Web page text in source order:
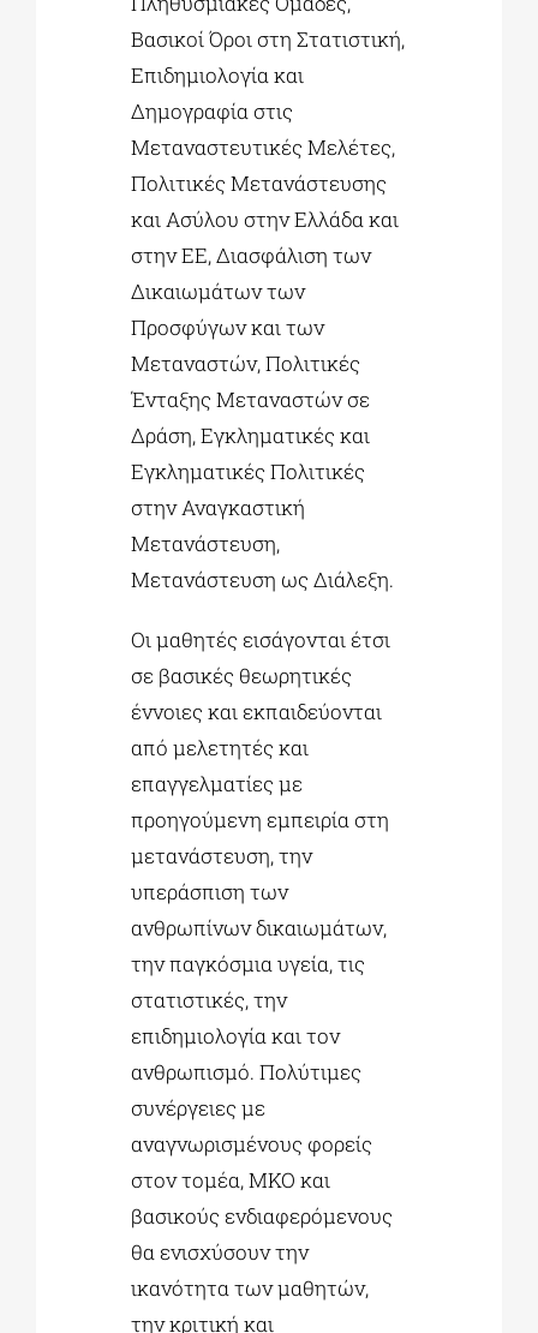
Βασικοί Όροι στη Στατιστική,
Επιδημιολογία και
Δημογραφία στις
Μεταναστευτικές Μελέτες,
Πολιτικές Μετανάστευσης
και Ασύλου στην Ελλάδα και
στην ΕΕ, Διασφάλιση των
Δικαιωμάτων των
Προσφύγων και των
Μεταναστών, Πολιτικές
Ένταξης Μεταναστών σε
Δράση, Εγκληματικές και
Εγκληματικές Πολιτικές
στην Αναγκαστική
Μετανάστευση,
Μετανάστευση ως Διάλεξη.
Οι μαθητές εισάγονται έτσι
σε βασικές θεωρητικές
έννοιες και εκπαιδεύονται
από μελετητές και
επαγγελματίες με
προηγούμενη εμπειρία στη
μετανάστευση, την
υπεράσπιση των
ανθρωπίνων δικαιωμάτων,
την παγκόσμια υγεία, τις
στατιστικές, την
επιδημιολογία και τον
ανθρωπισμό. Πολύτιμες
συνέργειες με
αναγνωρισμένους φορείς
στον τομέα, ΜΚΟ και
βασικούς ενδιαφερόμενους
θα ενισχύσουν την
ικανότητα των μαθητών,
την κριτική και